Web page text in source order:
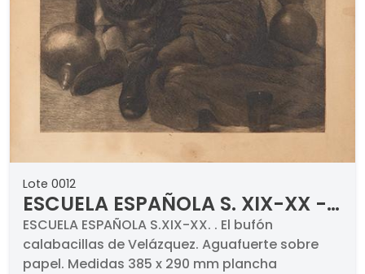
Lote 0012
ESCUELA ESPAÑOLA S. XIX-XX -
El bufón calabacillas de
Velázquez
ESCUELA ESPAÑOLA S.XIX-XX. . El bufón
calabacillas de Velázquez. Aguafuerte sobre
papel. Medidas 385 x 290 mm plancha